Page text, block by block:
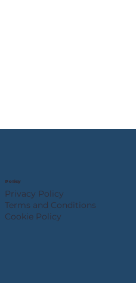
Policy
Privacy Policy
Terms and Conditions
Cookie Policy